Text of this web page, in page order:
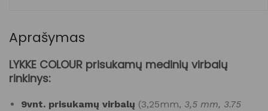
Aprašymas
LYKKE COLOUR prisukamų medinių virbalų
rinkinys:
9vnt. prisukamų virbalų (3,25mm, 3,5 mm, 3.75